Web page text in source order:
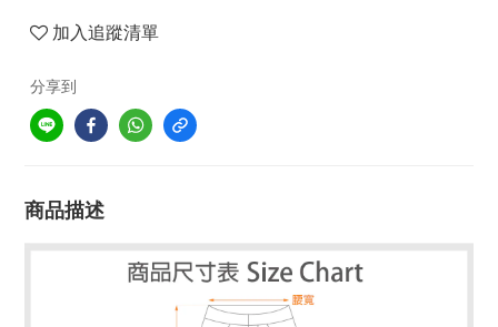
加入追蹤清單
分享到
商品描述